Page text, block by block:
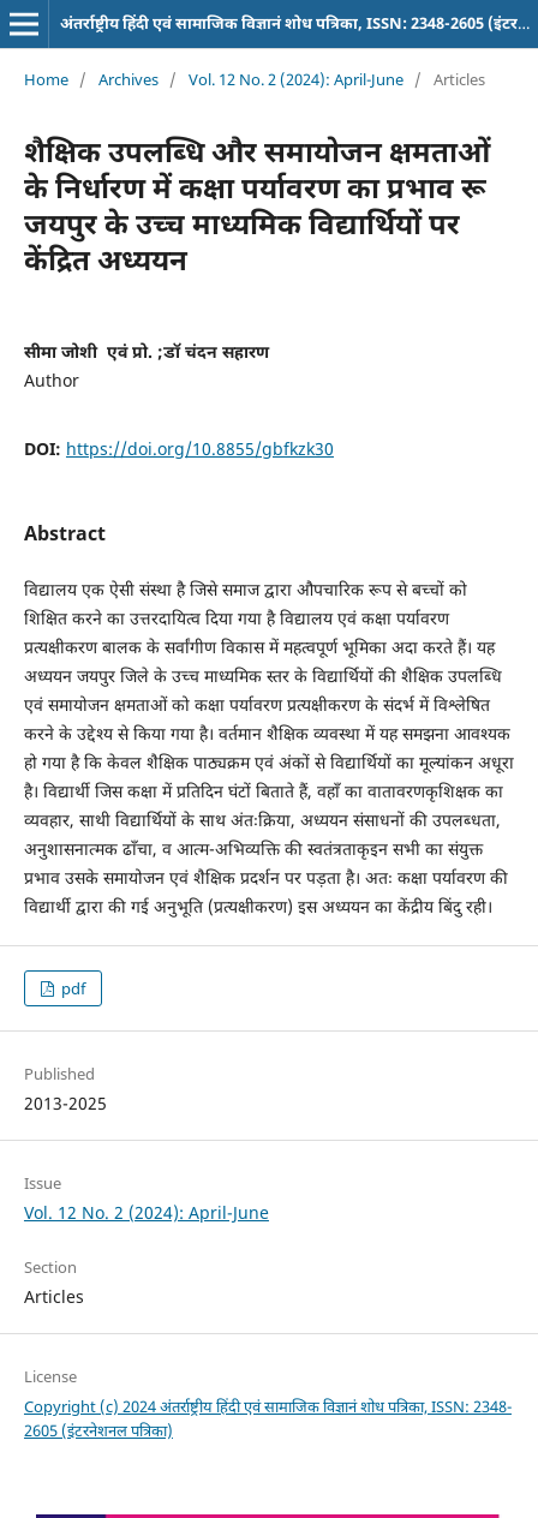
अंतर्राष्ट्रीय हिंदी एवं सामाजिक विज्ञानं शोध पत्रिका, ISSN: 2348-2605 (इंटरनेशनल पत्रिका)
Home / Archives / Vol. 12 No. 2 (2024): April-June / Articles
शैक्षिक उपलब्धि और समायोजन क्षमताओं
के निर्धारण में कक्षा पर्यावरण का प्रभाव रू
जयपुर के उच्च माध्यमिक विद्यार्थियों पर
केंद्रित अध्ययन
सीमा जोशी एवं प्रो. ;डॉ चंदन सहारण
Author
DOI: https://doi.org/10.8855/gbfkzk30
Abstract
विद्यालय एक ऐसी संस्था है जिसे समाज द्वारा औपचारिक रूप से बच्चों को
शिक्षित करने का उत्तरदायित्व दिया गया है विद्यालय एवं कक्षा पर्यावरण
प्रत्यक्षीकरण बालक के सर्वांगीण विकास में महत्वपूर्ण भूमिका अदा करते हैं। यह
अध्ययन जयपुर जिले के उच्च माध्यमिक स्तर के विद्यार्थियों की शैक्षिक उपलब्धि
एवं समायोजन क्षमताओं को कक्षा पर्यावरण प्रत्यक्षीकरण के संदर्भ में विश्लेषित
करने के उद्देश्य से किया गया है। वर्तमान शैक्षिक व्यवस्था में यह समझना आवश्यक
हो गया है कि केवल शैक्षिक पाठ्यक्रम एवं अंकों से विद्यार्थियों का मूल्यांकन अधूरा
है। विद्यार्थी जिस कक्षा में प्रतिदिन घंटों बिताते हैं, वहाँ का वातावरणकृशिक्षक का
व्यवहार, साथी विद्यार्थियों के साथ अंतःक्रिया, अध्ययन संसाधनों की उपलब्धता,
अनुशासनात्मक ढाँचा, व आत्म-अभिव्यक्ति की स्वतंत्रताकृइन सभी का संयुक्त
प्रभाव उसके समायोजन एवं शैक्षिक प्रदर्शन पर पड़ता है। अतः कक्षा पर्यावरण की
विद्यार्थी द्वारा की गई अनुभूति (प्रत्यक्षीकरण) इस अध्ययन का केंद्रीय बिंदु रही।
pdf
Published
2013-2025
Issue
Vol. 12 No. 2 (2024): April-June
Section
Articles
License
Copyright (c) 2024 अंतर्राष्ट्रीय हिंदी एवं सामाजिक विज्ञानं शोध पत्रिका, ISSN: 2348-
2605 (इंटरनेशनल पत्रिका)